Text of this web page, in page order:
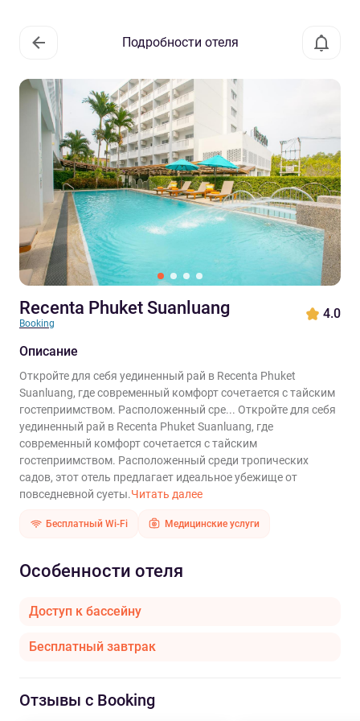
Подробности отеля
Recenta Phuket Suanluang
Booking
4.0
Описание
Откройте для себя уединенный рай в Recenta Phuket
Suanluang, где современный комфорт сочетается с тайским
гостеприимством. Расположенный сре... Откройте для себя
уединенный рай в Recenta Phuket Suanluang, где
современный комфорт сочетается с тайским
гостеприимством. Расположенный среди тропических
садов, этот отель предлагает идеальное убежище от
повседневной суеты.Читать далее
Бесплатный Wi-Fi Медицинские услуги
Особенности отеля
Доступ к бассейну
Бесплатный завтрак
Отзывы с Booking